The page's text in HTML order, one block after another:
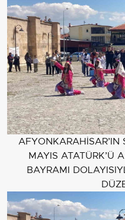
AFYONKARAHİSAR’IN
MAYIS ATATÜRK’Ü
BAYRAMI